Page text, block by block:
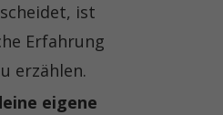
ist
Erfahrung
erzählen.
eigene